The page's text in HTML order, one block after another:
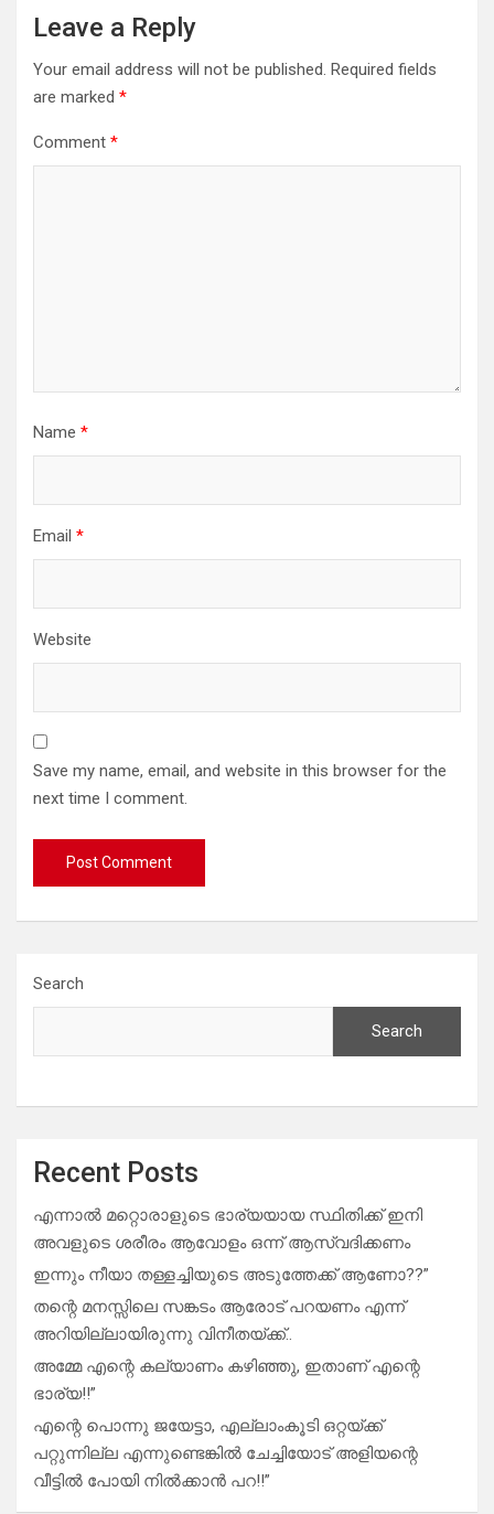
Leave a Reply
Your email address will not be published. Required fields
are marked *
Comment *
Name *
Email *
Website
Save my name, email, and website in this browser for the
next time I comment.
Search
Search
Recent Posts
എന്നാൽ മറ്റൊരാളുടെ ഭാര്യയായ സ്ഥിതിക്ക് ഇനി
അവളുടെ ശരീരം ആവോളം ഒന്ന് ആസ്വദിക്കണം
ഇന്നും നീയാ തള്ളച്ചിയുടെ അടുത്തേക്ക് ആണോ??”
തന്റെ മനസ്സിലെ സങ്കടം ആരോട് പറയണം എന്ന്
അറിയില്ലായിരുന്നു വിനീതയ്ക്ക്..
അമ്മേ എന്റെ കല്യാണം കഴിഞ്ഞു, ഇതാണ് എന്റെ
ഭാര്യ!!”
എന്റെ പൊന്നു ജയേട്ടാ, എല്ലാംകൂടി ഒറ്റയ്ക്ക്
പറ്റുന്നില്ല എന്നുണ്ടെങ്കിൽ ചേച്ചിയോട് അളിയന്റെ
വീട്ടിൽ പോയി നിൽക്കാൻ പറ!!”